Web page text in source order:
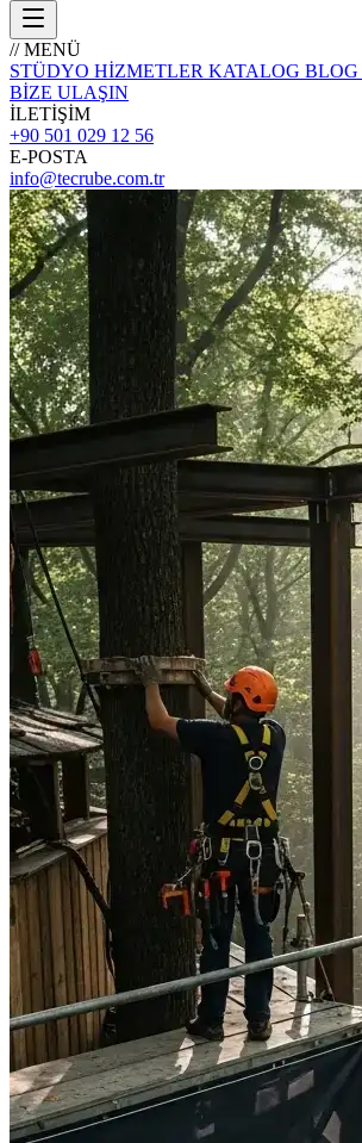
// MENÜ
STÜDYO HİZMETLER KATALOG BLOG
BİZE ULAŞIN
İLETİŞİM
+90 501 029 12 56
E-POSTA
info@tecrube.com.tr